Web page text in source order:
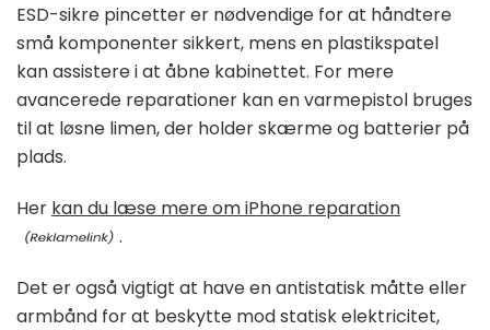
ESD-sikre pincetter er nødvendige for at håndtere
små komponenter sikkert, mens en plastikspatel
kan assistere i at åbne kabinettet. For mere
avancerede reparationer kan en varmepistol bruges
til at løsne limen, der holder skærme og batterier på
plads.
Her kan du læse mere om iPhone reparation
.
Det er også vigtigt at have en antistatisk måtte eller
armbånd for at beskytte mod statisk elektricitet,